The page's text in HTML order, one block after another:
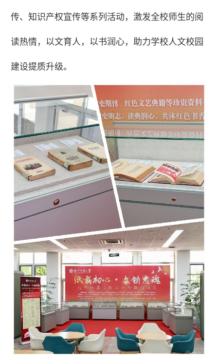
传、知识产权宣传等系列活动，激发全校师生的阅
读热情，以文育人，以书润心，助力学校人文校园
建设提质升级。